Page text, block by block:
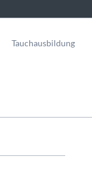
Tauchausbildung